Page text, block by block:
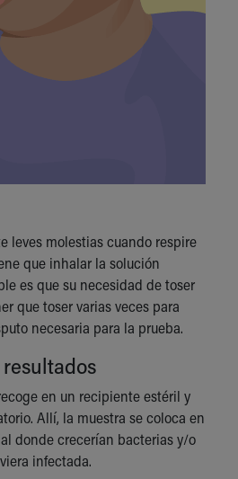
leves molestias cuando respire
que inhalar la solución
es que su necesidad de toser
que toser varias veces para
necesaria para la prueba.
en un recipiente estéril y
Allí, la muestra se coloca en
donde crecerían bacterias y/o
infectada.